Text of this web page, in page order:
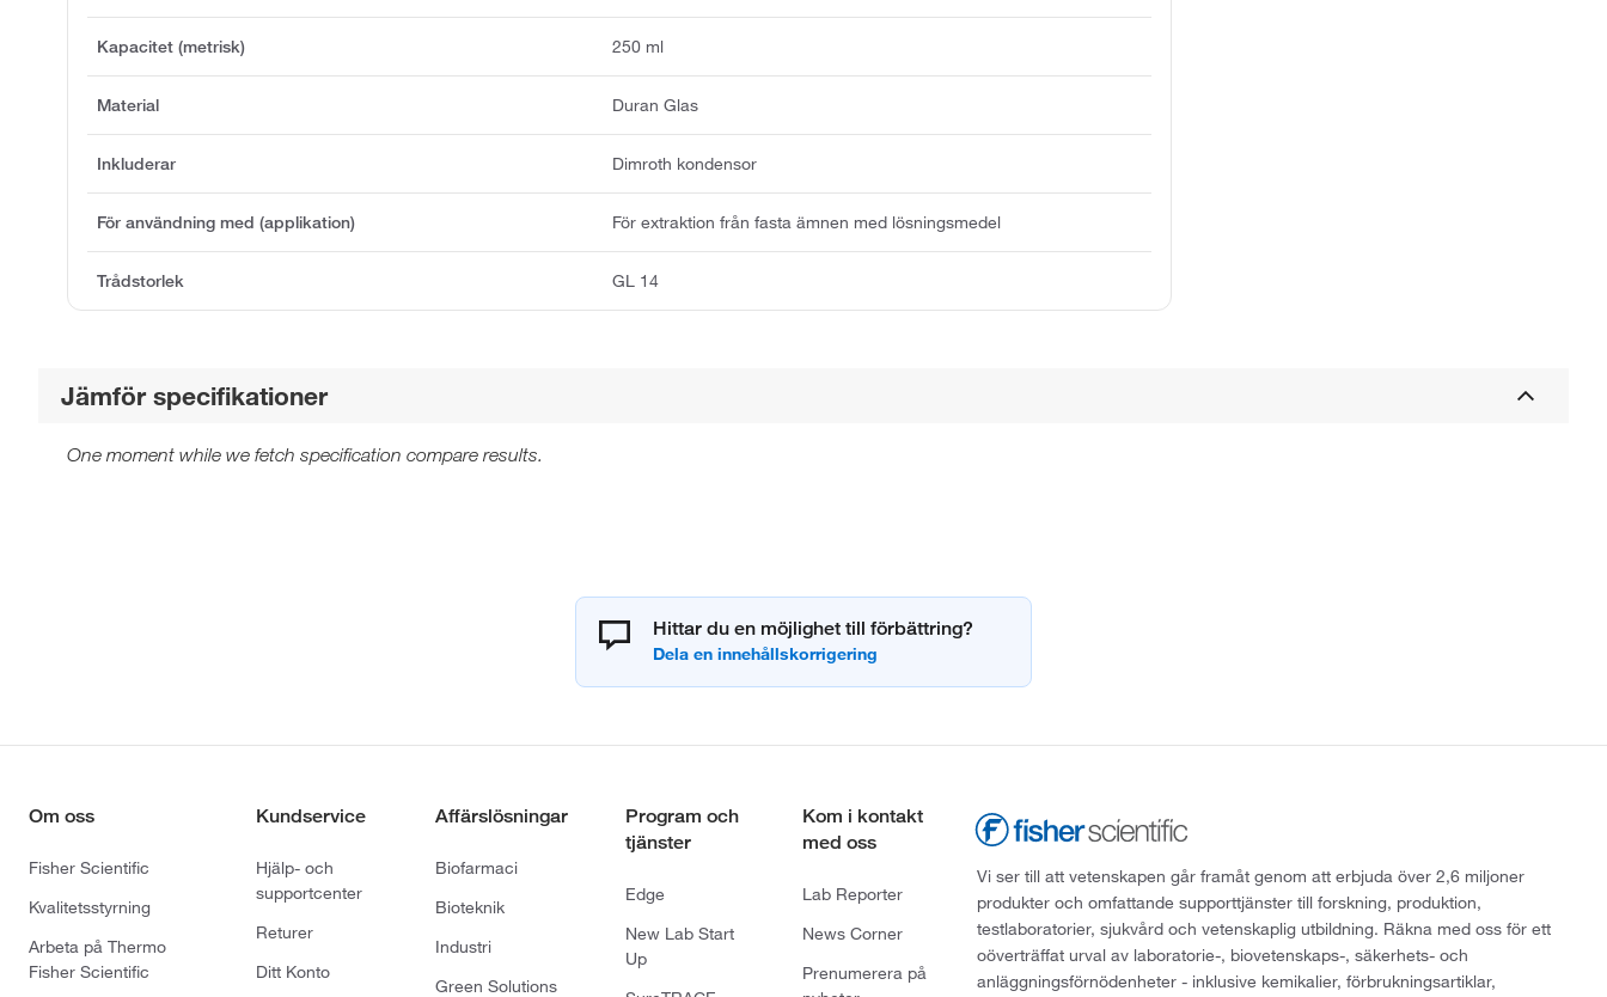
Kapacitet (metrisk) 250 ml
Material Duran Glas
Inkluderar Dimroth kondensor
För användning med (applikation) För extraktion från fasta ämnen med lösningsmedel
Trådstorlek GL 14
Jämför specifikationer
One moment while we fetch specification compare results.
Hittar du en möjlighet till förbättring?
Om oss
Fisher Scientific
Kvalitetsstyrning
Arbeta på Thermo
Fisher Scientific
Kundservice
Hjälp- och
supportcenter
Returer
Ditt Konto
Affärslösningar
Biofarmaci
Bioteknik
Industri
Green Solutions
Program och
tjänster
Edge
New Lab Start
Up
Kom i kontakt
med oss
Lab Reporter
News Corner
Prenumerera på
Vi ser till att vetenskapen går framåt genom att erbjuda över 2,6 miljoner
produkter och omfattande supporttjänster till forskning, produktion,
testlaboratorier, sjukvård och vetenskaplig utbildning. Räkna med oss för ett
oöverträffat urval av laboratorie-, biovetenskaps-, säkerhets- och
anläggningsförnödenheter - inklusive kemikalier, förbrukningsartiklar,